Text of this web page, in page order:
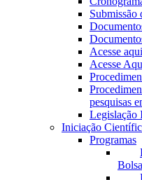
Submissão
Acesse
Acesse
pesquisas
Legislação
Iniciação
Programas